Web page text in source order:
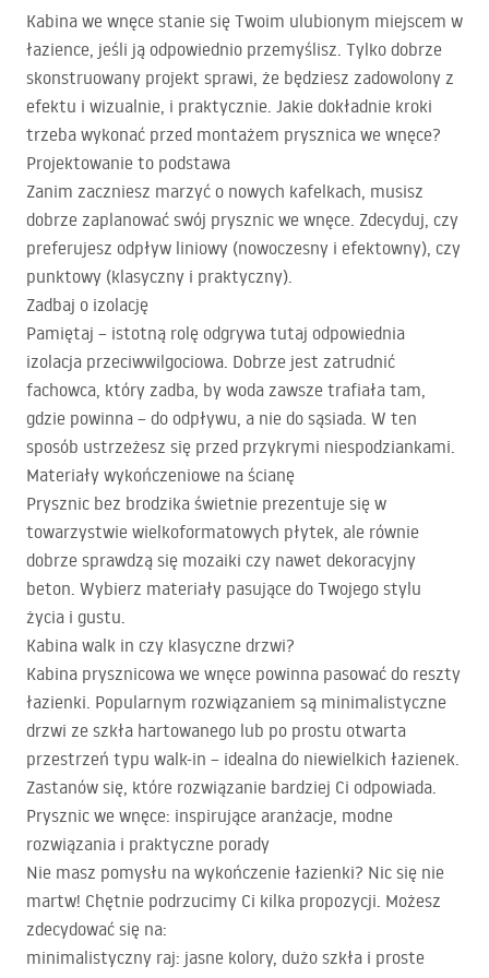
Kabina we wnęce stanie się Twoim ulubionym miejscem w
łazience, jeśli ją odpowiednio przemyślisz. Tylko dobrze
skonstruowany projekt sprawi, że będziesz zadowolony z
efektu i wizualnie, i praktycznie. Jakie dokładnie kroki
trzeba wykonać przed montażem prysznica we wnęce?
Projektowanie to podstawa
Zanim zaczniesz marzyć o nowych kafelkach, musisz
dobrze zaplanować swój prysznic we wnęce. Zdecyduj, czy
preferujesz odpływ liniowy (nowoczesny i efektowny), czy
punktowy (klasyczny i praktyczny).
Zadbaj o izolację
Pamiętaj – istotną rolę odgrywa tutaj odpowiednia
izolacja przeciwwilgociowa. Dobrze jest zatrudnić
fachowca, który zadba, by woda zawsze trafiała tam,
gdzie powinna – do odpływu, a nie do sąsiada. W ten
sposób ustrzeżesz się przed przykrymi niespodziankami.
Materiały wykończeniowe na ścianę
Prysznic bez brodzika świetnie prezentuje się w
towarzystwie wielkoformatowych płytek, ale równie
dobrze sprawdzą się mozaiki czy nawet dekoracyjny
beton. Wybierz materiały pasujące do Twojego stylu
życia i gustu.
Kabina walk in czy klasyczne drzwi?
Kabina prysznicowa we wnęce powinna pasować do reszty
łazienki. Popularnym rozwiązaniem są minimalistyczne
drzwi ze szkła hartowanego lub po prostu otwarta
przestrzeń typu walk-in – idealna do niewielkich łazienek.
Zastanów się, które rozwiązanie bardziej Ci odpowiada.
Prysznic we wnęce: inspirujące aranżacje, modne
rozwiązania i praktyczne porady
Nie masz pomysłu na wykończenie łazienki? Nic się nie
martw! Chętnie podrzucimy Ci kilka propozycji. Możesz
zdecydować się na:
minimalistyczny raj: jasne kolory, dużo szkła i proste